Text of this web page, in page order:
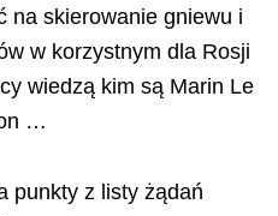
na skierowanie gniewu i
w korzystnym dla Rosji
wiedzą kim są Marin Le
…
punkty z listy żądań